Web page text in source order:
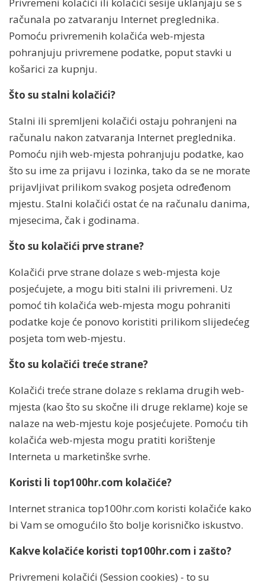
Privremeni kolačići ili kolačići sesije uklanjaju se s
računala po zatvaranju Internet preglednika.
Pomoću privremenih kolačića web-mjesta
pohranjuju privremene podatke, poput stavki u
košarici za kupnju.
Što su stalni kolačići?
Stalni ili spremljeni kolačići ostaju pohranjeni na
računalu nakon zatvaranja Internet preglednika.
Pomoću njih web-mjesta pohranjuju podatke, kao
što su ime za prijavu i lozinka, tako da se ne morate
prijavljivat prilikom svakog posjeta određenom
mjestu. Stalni kolačići ostat će na računalu danima,
mjesecima, čak i godinama.
Što su kolačići prve strane?
Kolačići prve strane dolaze s web-mjesta koje
posjećujete, a mogu biti stalni ili privremeni. Uz
pomoć tih kolačića web-mjesta mogu pohraniti
podatke koje će ponovo koristiti prilikom slijedećeg
posjeta tom web-mjestu.
Što su kolačići treće strane?
Kolačići treće strane dolaze s reklama drugih web-
mjesta (kao što su skočne ili druge reklame) koje se
nalaze na web-mjestu koje posjećujete. Pomoću tih
kolačića web-mjesta mogu pratiti korištenje
Interneta u marketinške svrhe.
Koristi li top100hr.com kolačiće?
Internet stranica top100hr.com koristi kolačiće kako
bi Vam se omogućilo što bolje korisničko iskustvo.
Kakve kolačiće koristi top100hr.com i zašto?
Privremeni kolačići (Session cookies) - to su
Ostanite ispred konkurencije uz
naše savjete iz digitalnog
marketinga i IT poslovanja!
Pročitajte korisne strategije,
trendove i alate koji će
unaprijediti vaš digitalni
marketing i optimizirati
poboljšajte svoj uspjeh!